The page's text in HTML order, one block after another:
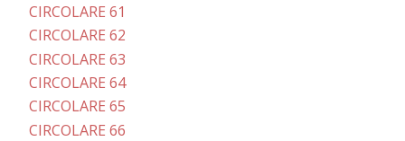
CIRCOLARE 61
CIRCOLARE 62
CIRCOLARE 63
CIRCOLARE 64
CIRCOLARE 65
CIRCOLARE 66